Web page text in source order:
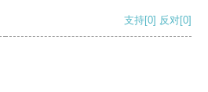
支持[0] 反对[0]